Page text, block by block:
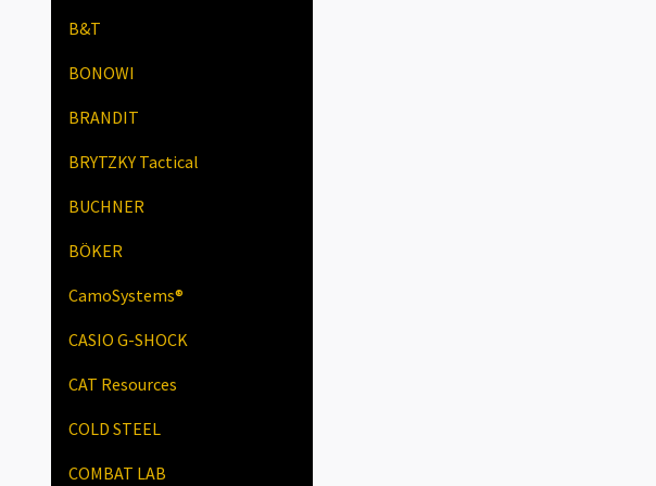
B&T
BONOWI
BRANDIT
BRYTZKY Tactical
BUCHNER
BÖKER
CamoSystems®
CASIO G-SHOCK
CAT Resources
COLD STEEL
COMBAT LAB